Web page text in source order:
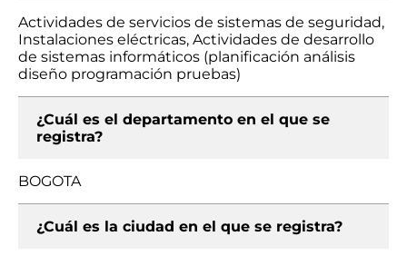
Actividades de servicios de sistemas de seguridad,
Instalaciones eléctricas, Actividades de desarrollo
de sistemas informáticos (planificación análisis
diseño programación pruebas)
¿Cuál es el departamento en el que se
registra?
BOGOTA
¿Cuál es la ciudad en el que se registra?